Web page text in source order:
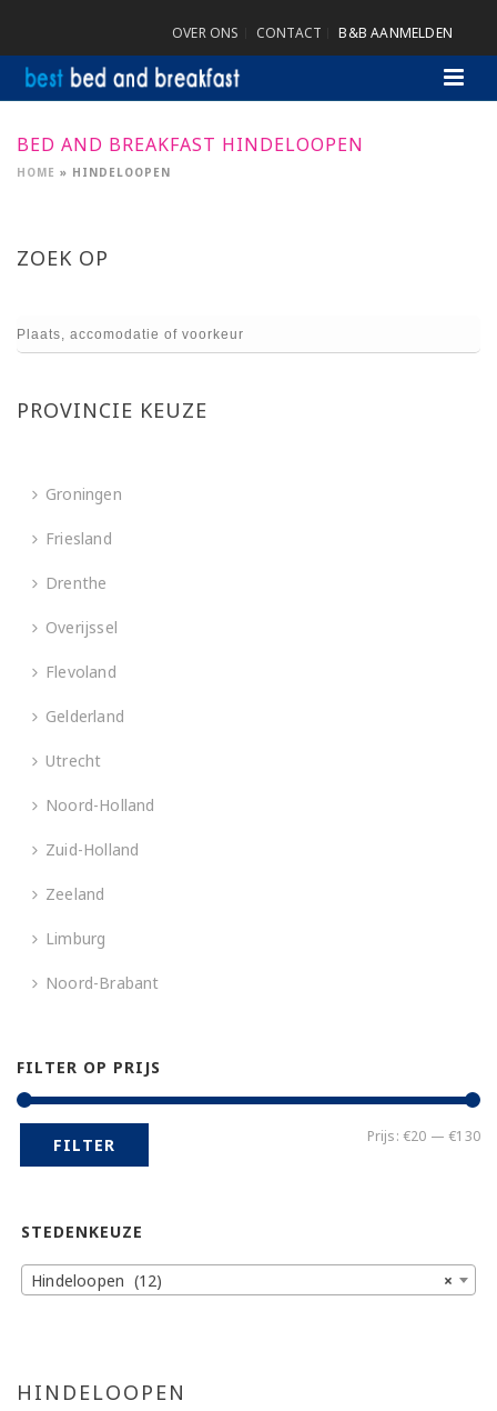
OVER ONS CONTACT B&B AANMELDEN
BED AND BREAKFAST HINDELOOPEN
HOME » HINDELOOPEN
HINDELOOPEN
ZOEK OP
PROVINCIE KEUZE
Groningen
Friesland
Drenthe
Overijssel
Flevoland
Gelderland
Utrecht
Noord-Holland
Zuid-Holland
Zeeland
Limburg
Noord-Brabant
FILTER OP PRIJS
FILTER Prijs: €20 —€130
STEDENKEUZE
×
Hindeloopen (12)